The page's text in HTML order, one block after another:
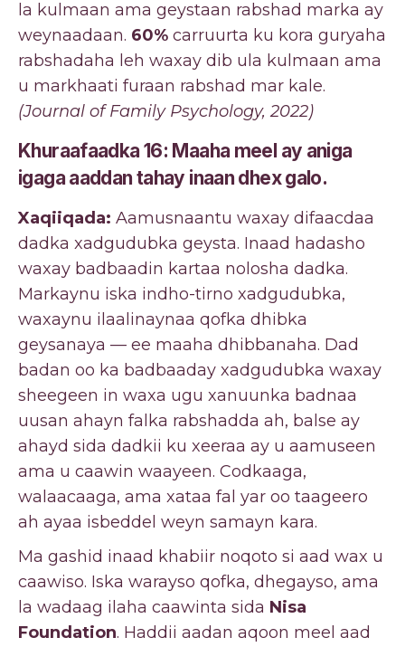
la kulmaan ama geystaan rabshad marka ay
weynaadaan. 60% carruurta ku kora guryaha
rabshadaha leh waxay dib ula kulmaan ama
u markhaati furaan rabshad mar kale.
(Journal of Family Psychology, 2022)
Khuraafaadka 16: Maaha meel ay aniga
igaga aaddan tahay inaan dhex galo.
Xaqiiqada: Aamusnaantu waxay difaacdaa
dadka xadgudubka geysta. Inaad hadasho
waxay badbaadin kartaa nolosha dadka.
Markaynu iska indho-tirno xadgudubka,
waxaynu ilaalinaynaa qofka dhibka
geysanaya — ee maaha dhibbanaha. Dad
badan oo ka badbaaday xadgudubka waxay
sheegeen in waxa ugu xanuunka badnaa
uusan ahayn falka rabshadda ah, balse ay
ahayd sida dadkii ku xeeraa ay u aamuseen
ama u caawin waayeen. Codkaaga,
walaacaaga, ama xataa fal yar oo taageero
ah ayaa isbeddel weyn samayn kara.
Ma gashid inaad khabiir noqoto si aad wax u
caawiso. Iska warayso qofka, dhegayso, ama
la wadaag ilaha caawinta sida Nisa
Foundation. Haddii aadan aqoon meel aad